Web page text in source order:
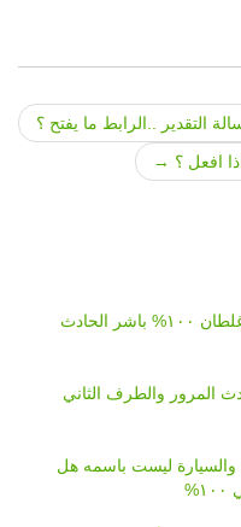
التقدير ..الرابط ما يفتح ؟
افعل ؟ →
صار معي حادث والي صادمنى غلطان ١٠٠% باشر الحادث
المرور والطرف الثاني
ليست باسمه هل